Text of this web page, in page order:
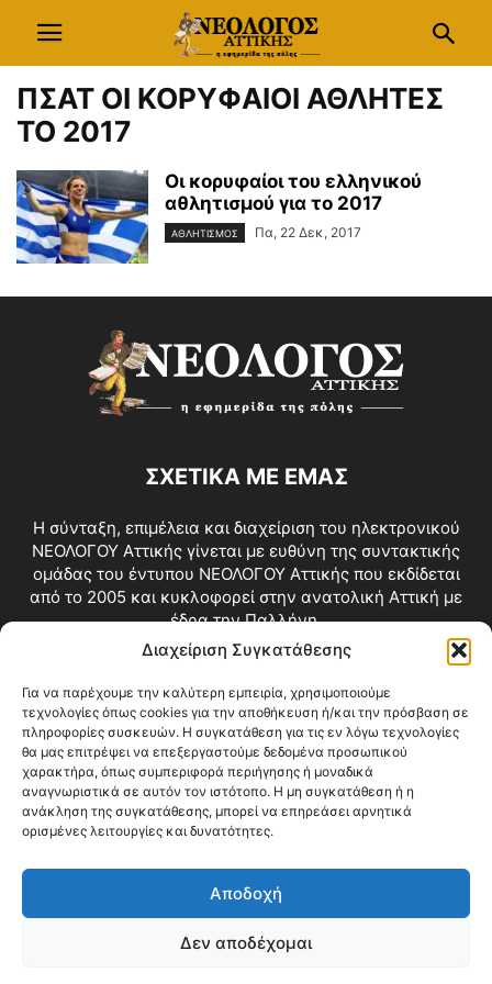
Διαχείριση Συγκατάθεσης
Για να παρέχουμε την καλύτερη εμπειρία, χρησιμοποιούμε
τεχνολογίες όπως cookies για την αποθήκευση ή/και την πρόσβαση σε
πληροφορίες συσκευών. Η συγκατάθεση για τις εν λόγω τεχνολογίες
θα μας επιτρέψει να επεξεργαστούμε δεδομένα προσωπικού
χαρακτήρα, όπως συμπεριφορά περιήγησης ή μοναδικά
αναγνωριστικά σε αυτόν τον ιστότοπο. Η μη συγκατάθεση ή η
ανάκληση της συγκατάθεσης, μπορεί να επηρεάσει αρνητικά
ορισμένες λειτουργίες και δυνατότητες.
Αποδοχή
Δεν αποδέχομαι
ΠΣΑΤ ΟΙ ΚΟΡΥΦΑΙΟΙ ΑΘΛΗΤΕΣ
ΤΟ 2017
Οι κορυφαίοι του ελληνικού
αθλητισμού για το 2017
ΑΘΛΗΤΙΣΜΟΣ Πα, 22 Δεκ, 2017
ΣΧΕΤΙΚΑ ΜΕ ΕΜΑΣ
Η σύνταξη, επιμέλεια και διαχείριση του ηλεκτρονικού
ΝΕΟΛΟΓΟΥ Αττικής γίνεται με ευθύνη της συντακτικής
ομάδας του έντυπου ΝΕΟΛΟΓΟΥ Αττικής που εκδίδεται
από το 2005 και κυκλοφορεί στην ανατολική Αττική με
έδρα την Παλλήνη.
Επικοινωνία:info@neologosattikis.gr
ΑΚΟΛΟΥΘΗΣΕ ΜΑΣ
Videos Όροι Χρήσης